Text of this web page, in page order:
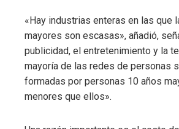
«Hay industrias enteras en las que
mayores son escasas», añadió,
publicidad, el entretenimiento y la
mayoría de las redes de personas
formadas por personas 10 años
menores que ellos».